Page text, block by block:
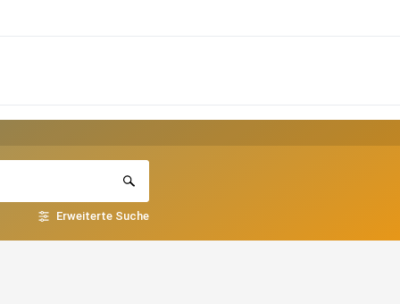
Erweiterte Suche